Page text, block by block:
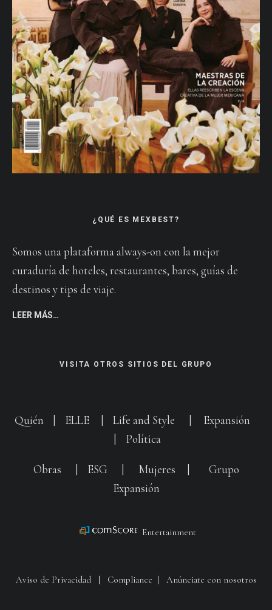
¿QUÉ ES MEXBEST?
Somos una plataforma always-on con la mejor
curaduría de hoteles, restaurantes, bares, guías de
destinos y tips de viaje.
LEER MÁS…
VISITA OTROS SITIOS DEL GRUPO
Quién ELLE Life and Style
Expansión
Política
Obras ESG Mujeres
Grupo
Expansión
Entertainment
Aviso de Privacidad| Compliance Anúnciate con nosotros